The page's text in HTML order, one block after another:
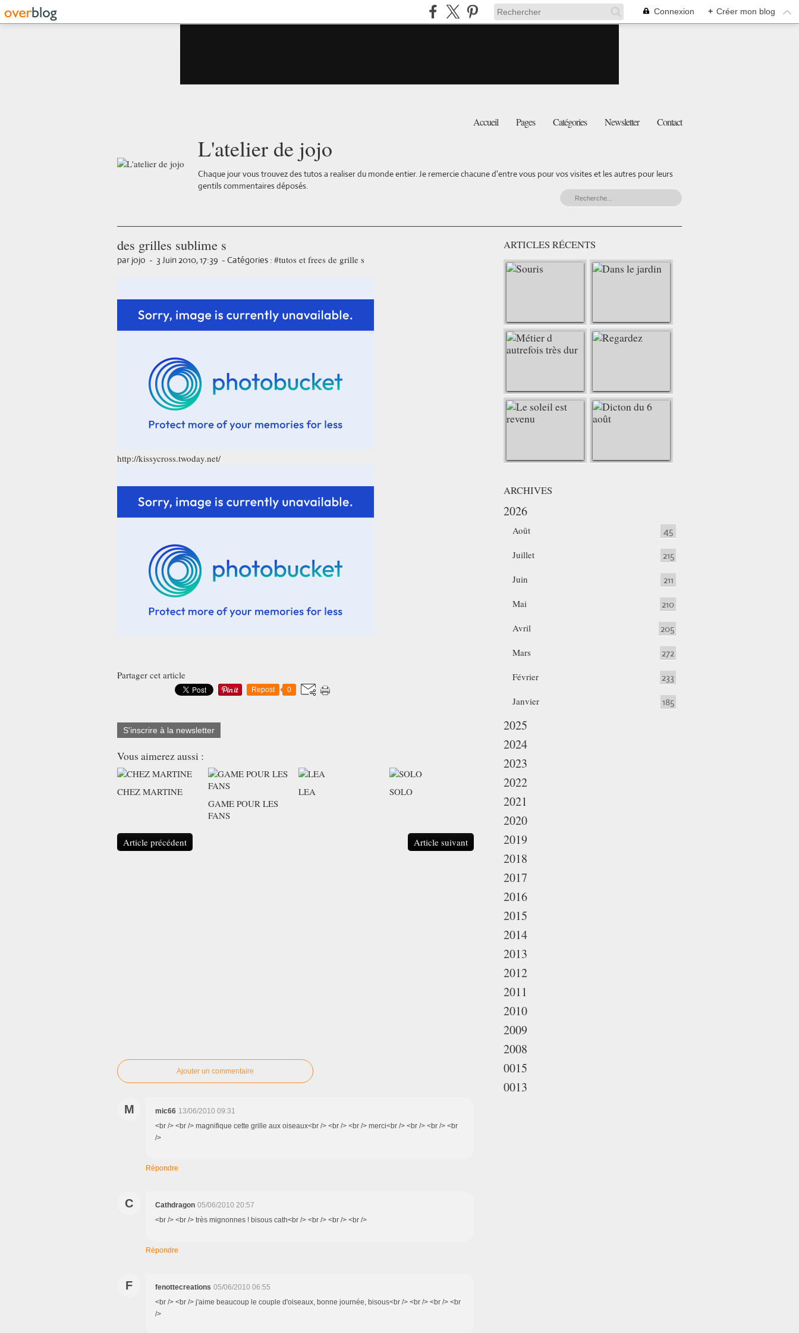
Connexion + Créer mon blog
Accueil Pages Catégories Newsletter Contact
L'atelier de jojo
Chaque jour vous trouvez des tutos a realiser du monde entier. Je remercie chacune d'entre vous pour vos visites et les autres pour leurs
gentils commentaires déposés.
des grilles sublime s
par jojo - 3 Juin 2010, 17:39 - Catégories : #tutos et frees de grille s
http://kissycross.twoday.net/
Partager cet article
Repost 0
S'inscrire à la newsletter
Vous aimerez aussi :
CHEZ MARTINE
GAME POUR LES
FANS
LEA SOLO
Article précédent Article suivant
Ajouter un commentaire
M mic66 13/06/2010 09:31
<br /> <br /> magnifique cette grille aux oiseaux<br /> <br /> <br /> merci<br /> <br /> <br /> <br
/>
Répondre
C Cathdragon 05/06/2010 20:57
<br /> <br /> très mignonnes ! bisous cath<br /> <br /> <br /> <br />
Répondre
F fenottecreations 05/06/2010 06:55
<br /> <br /> j'aime beaucoup le couple d'oiseaux, bonne journée, bisous<br /> <br /> <br /> <br
/>
ARTICLES RÉCENTS
ARCHIVES
2026
Août 45
Juillet 215
Juin 211
Mai 210
Avril 205
Mars 272
Février 233
Janvier 185
2025
2024
2023
2022
2021
2020
2019
2018
2017
2016
2015
2014
2013
2012
2011
2010
2009
2008
0015
0013